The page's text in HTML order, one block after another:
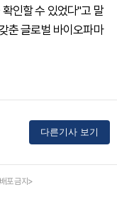
인할 수 있었다"고 말
춘 글로벌 바이오파마
다른기사 보기
포 금지>